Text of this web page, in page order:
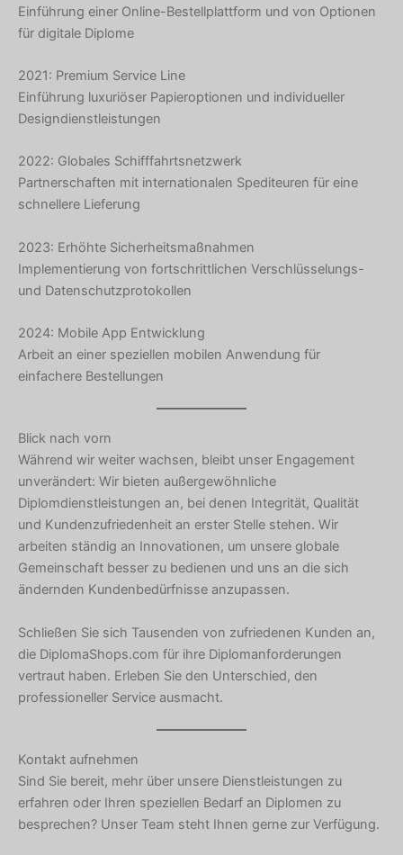
Einführung einer Online-Bestellplattform und von Optionen
für digitale Diplome
2021: Premium Service Line
Einführung luxuriöser Papieroptionen und individueller
Designdienstleistungen
2022: Globales Schifffahrtsnetzwerk
Partnerschaften mit internationalen Spediteuren für eine
schnellere Lieferung
2023: Erhöhte Sicherheitsmaßnahmen
Implementierung von fortschrittlichen Verschlüsselungs-
und Datenschutzprotokollen
2024: Mobile App Entwicklung
Arbeit an einer speziellen mobilen Anwendung für
einfachere Bestellungen
Blick nach vorn
Während wir weiter wachsen, bleibt unser Engagement
unverändert: Wir bieten außergewöhnliche
Diplomdienstleistungen an, bei denen Integrität, Qualität
und Kundenzufriedenheit an erster Stelle stehen. Wir
arbeiten ständig an Innovationen, um unsere globale
Gemeinschaft besser zu bedienen und uns an die sich
ändernden Kundenbedürfnisse anzupassen.
Schließen Sie sich Tausenden von zufriedenen Kunden an,
die DiplomaShops.com für ihre Diplomanforderungen
vertraut haben. Erleben Sie den Unterschied, den
professioneller Service ausmacht.
Kontakt aufnehmen
Sind Sie bereit, mehr über unsere Dienstleistungen zu
erfahren oder Ihren speziellen Bedarf an Diplomen zu
besprechen? Unser Team steht Ihnen gerne zur Verfügung.
Danish
Greek
Armenian
Indonesian
Japanese
Korean
Georgian
Lithuanian
Latvian
Romanian